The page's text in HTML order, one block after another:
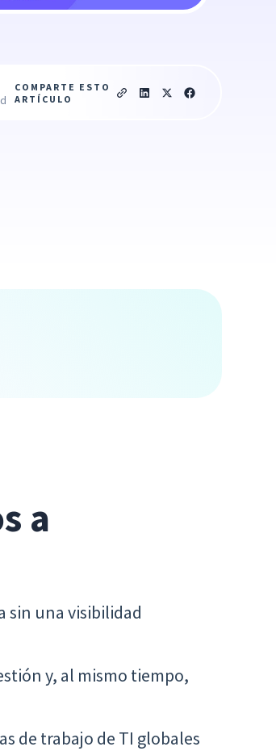
COMPARTE ESTO
ARTÍCULO
a
sin una visibilidad
y, al mismo tiempo,
de trabajo de TI globales